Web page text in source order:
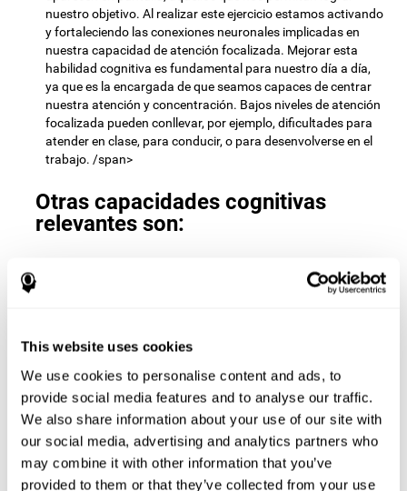
This website uses cookies
We use cookies to personalise content and ads, to
provide social media features and to analyse our traffic.
We also share information about your use of our site with
our social media, advertising and analytics partners who
may combine it with other information that you’ve
provided to them or that they’ve collected from your use
nuestro objetivo. Al realizar este ejercicio estamos activando
y fortaleciendo las conexiones neuronales implicadas en
nuestra capacidad de atención focalizada. Mejorar esta
habilidad cognitiva es fundamental para nuestro día a día,
ya que es la encargada de que seamos capaces de centrar
nuestra atención y concentración. Bajos niveles de atención
focalizada pueden conllevar, por ejemplo, dificultades para
atender en clase, para conducir, o para desenvolverse en el
trabajo. /span>
Otras capacidades cognitivas
relevantes son:
Para avanzar de nivel en el
ejercicio activamos y estimulamos nuestra velocidad de
muy importante para ser eficientes en prácticamente todos
los ámbitos de nuestra vida. La velocidad de procesamiento
cognitivo nos permite resolver rápidamente tareas mentales,
minimizando el tiempo que transcurre desde que recibimos
una información hasta que reaccionamos a ella. Por
ejemplo, cuando tenemos que realizar mentalmente cálculos
matemáticos sencillos, o realizar tareas de razonamiento